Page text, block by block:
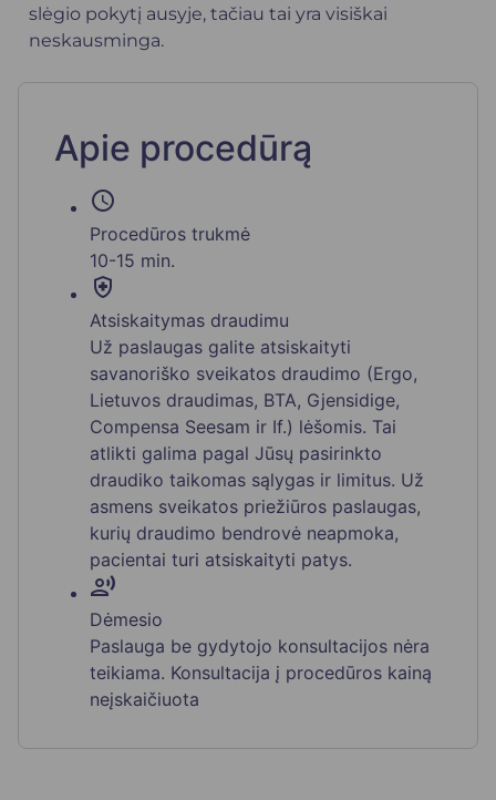
slėgio pokytį ausyje, tačiau tai yra visiškai
neskausminga.
Apie procedūrą
schedule
Procedūros trukmė
10-15 min.
health_and_safety
Atsiskaitymas draudimu
Už paslaugas galite atsiskaityti
savanoriško sveikatos draudimo (Ergo,
Lietuvos draudimas, BTA, Gjensidige,
Compensa Seesam ir If.) lėšomis. Tai
atlikti galima pagal Jūsų pasirinkto
draudiko taikomas sąlygas ir limitus. Už
asmens sveikatos priežiūros paslaugas,
kurių draudimo bendrovė neapmoka,
pacientai turi atsiskaityti patys.
record_voice_over
Dėmesio
Paslauga be gydytojo konsultacijos nėra
teikiama. Konsultacija į procedūros kainą
neįskaičiuota